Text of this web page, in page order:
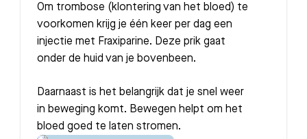
Om trombose (klontering van het bloed) te
voorkomen krijg je één keer per dag een
injectie met Fraxiparine. Deze prik gaat
onder de huid van je bovenbeen.
Daarnaast is het belangrijk dat je snel weer
in beweging komt. Bewegen helpt om het
bloed goed te laten stromen.